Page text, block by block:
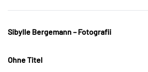
Sibylle Bergemann – Fotografii
Ohne Titel